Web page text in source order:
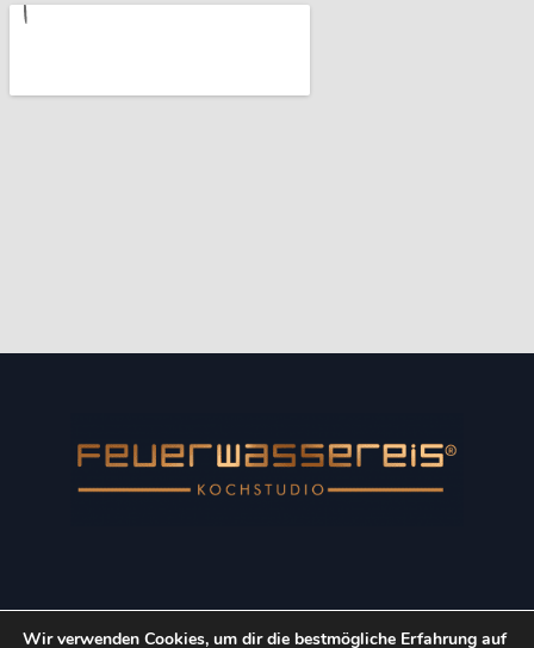
Copyright © 2022 Kulinarik-Event GmbH. Alle Rechte
Wir verwenden Cookies, um dir die bestmögliche Erfahrung auf